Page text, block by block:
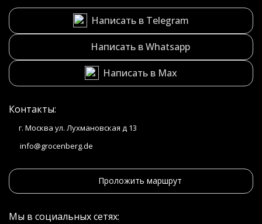
Написать в Telegram
Написать в Whatsapp
Написать в Max
Контакты:
г. Москва ул. Лухмановская д 13
info@grocenberg.de
Проложить маршрут
Мы в социальных сетях: